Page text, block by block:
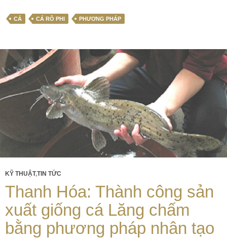
CÁ CÁ RÔ PHI PHƯƠNG PHÁP
KỸ THUẬT,TIN TỨC
Thanh Hóa: Thành công sản
xuất giống cá Lăng chấm
bằng phương pháp nhân tạo